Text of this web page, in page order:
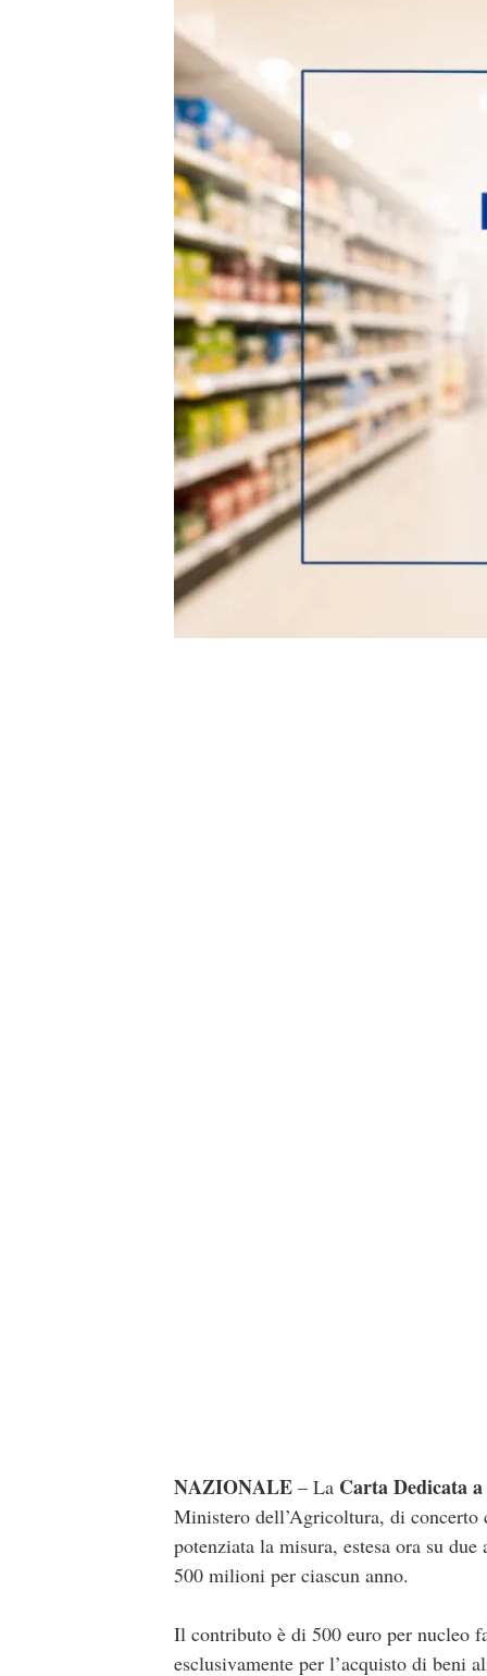
NAZIONALE – La Carta Dedicata a
Ministero dell’Agricoltura, di concerto
potenziata la misura, estesa ora su
500 milioni per ciascun anno.
Il contributo è di 500 euro per nucleo
esclusivamente per l’acquisto di beni